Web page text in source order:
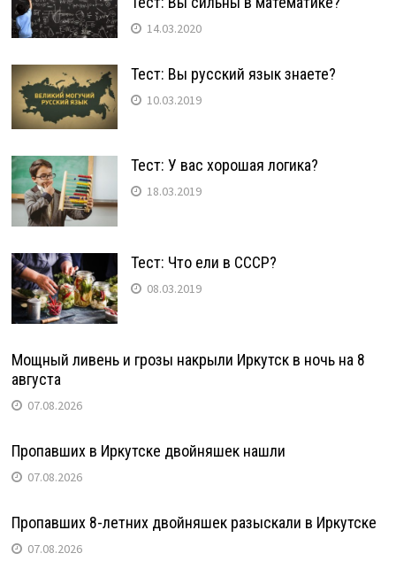
14.03.2020
Тест: Вы русский язык знаете?
10.03.2019
Тест: У вас хорошая логика?
18.03.2019
Тест: Что ели в СССР?
08.03.2019
Мощный ливень и грозы накрыли Иркутск в ночь на 8
августа
07.08.2026
Пропавших в Иркутске двойняшек нашли
07.08.2026
Пропавших 8-летних двойняшек разыскали в Иркутске
07.08.2026